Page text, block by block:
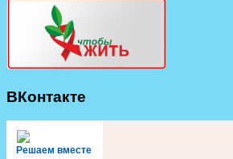
ВКонтакте
Решаем вместе